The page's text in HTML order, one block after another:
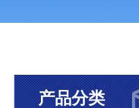
产品分类